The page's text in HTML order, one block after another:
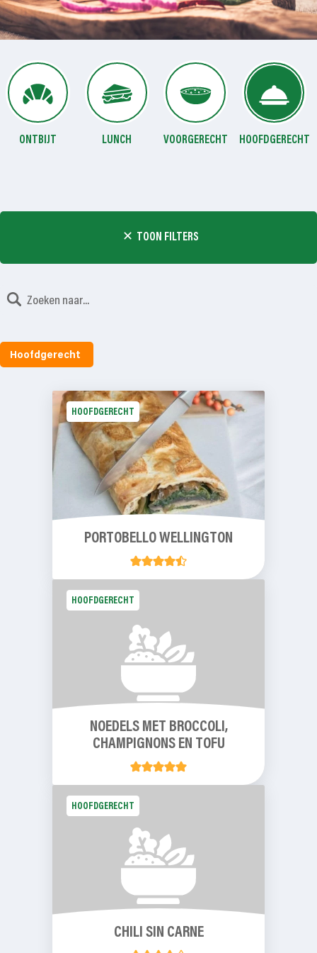
ONTBIJT LUNCH VOORGERECHT HOOFDGERECHT
TOON FILTERS
Hoofdgerecht
HOOFDGERECHT
PORTOBELLO WELLINGTON
HOOFDGERECHT
NOEDELS MET BROCCOLI,
CHAMPIGNONS EN TOFU
HOOFDGERECHT
CHILI SIN CARNE